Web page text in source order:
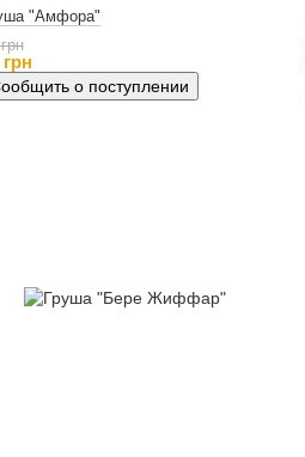
"Амфора"
о поступлении